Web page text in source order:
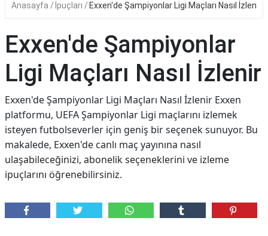
Anasayfa İpuçları Exxen'de Şampiyonlar Ligi Maçları Nasıl İzlenir
Exxen'de Şampiyonlar
Ligi Maçları Nasıl İzlenir
Exxen'de Şampiyonlar Ligi Maçları Nasıl İzlenir Exxen
platformu, UEFA Şampiyonlar Ligi maçlarını izlemek
isteyen futbolseverler için geniş bir seçenek sunuyor. Bu
makalede, Exxen'de canlı maç yayınına nasıl
ulaşabileceğinizi, abonelik seçeneklerini ve izleme
ipuçlarını öğrenebilirsiniz.